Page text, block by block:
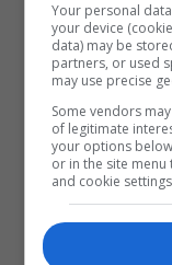
Your personal
your device
data) may be
partners, or used
may use precise
Some vendors
of legitimate
your options
or in the site
and cookie